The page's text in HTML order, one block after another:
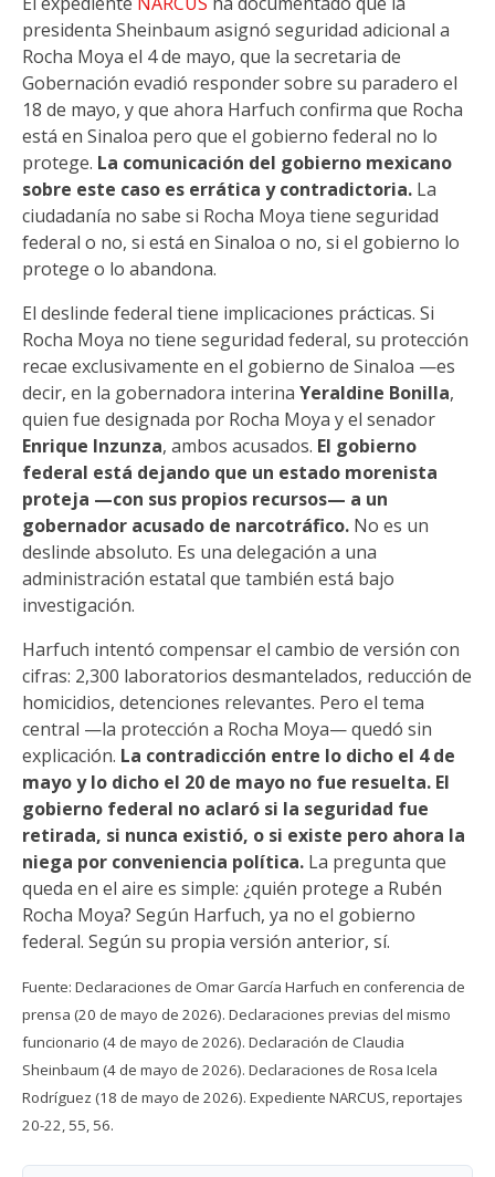
presidenta Sheinbaum asignó seguridad adicional a
Rocha Moya el 4 de mayo, que la secretaria de
Gobernación evadió responder sobre su paradero el
18 de mayo, y que ahora Harfuch confirma que Rocha
está en Sinaloa pero que el gobierno federal no lo
protege. La comunicación del gobierno mexicano
sobre este caso es errática y contradictoria. La
ciudadanía no sabe si Rocha Moya tiene seguridad
federal o no, si está en Sinaloa o no, si el gobierno lo
protege o lo abandona.
El deslinde federal tiene implicaciones prácticas. Si
Rocha Moya no tiene seguridad federal, su protección
recae exclusivamente en el gobierno de Sinaloa —es
decir, en la gobernadora interina Yeraldine Bonilla,
quien fue designada por Rocha Moya y el senador
Enrique Inzunza, ambos acusados. El gobierno
federal está dejando que un estado morenista
proteja —con sus propios recursos— a un
gobernador acusado de narcotráfico. No es un
deslinde absoluto. Es una delegación a una
administración estatal que también está bajo
investigación.
Harfuch intentó compensar el cambio de versión con
cifras: 2,300 laboratorios desmantelados, reducción de
homicidios, detenciones relevantes. Pero el tema
central —la protección a Rocha Moya— quedó sin
explicación. La contradicción entre lo dicho el 4 de
mayo y lo dicho el 20 de mayo no fue resuelta. El
gobierno federal no aclaró si la seguridad fue
retirada, si nunca existió, o si existe pero ahora la
niega por conveniencia política. La pregunta que
queda en el aire es simple: ¿quién protege a Rubén
Rocha Moya? Según Harfuch, ya no el gobierno
federal. Según su propia versión anterior, sí.
Fuente: Declaraciones de Omar García Harfuch en conferencia de
prensa (20 de mayo de 2026). Declaraciones previas del mismo
funcionario (4 de mayo de 2026). Declaración de Claudia
Sheinbaum (4 de mayo de 2026). Declaraciones de Rosa Icela
Rodríguez (18 de mayo de 2026). Expediente NARCUS, reportajes
20-22, 55, 56.